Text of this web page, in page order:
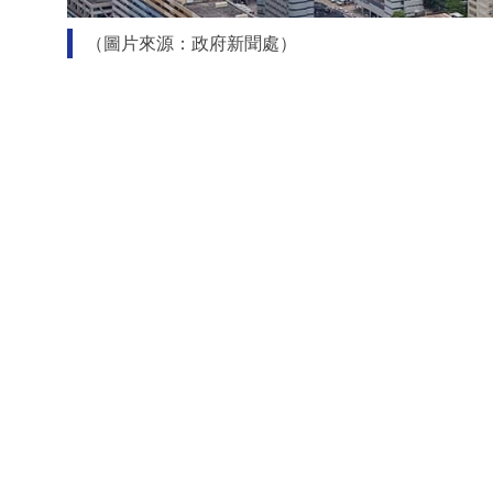
（圖片來源：政府新聞處）